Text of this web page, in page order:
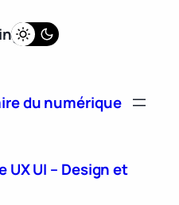
du numérique
UX UI – Design et